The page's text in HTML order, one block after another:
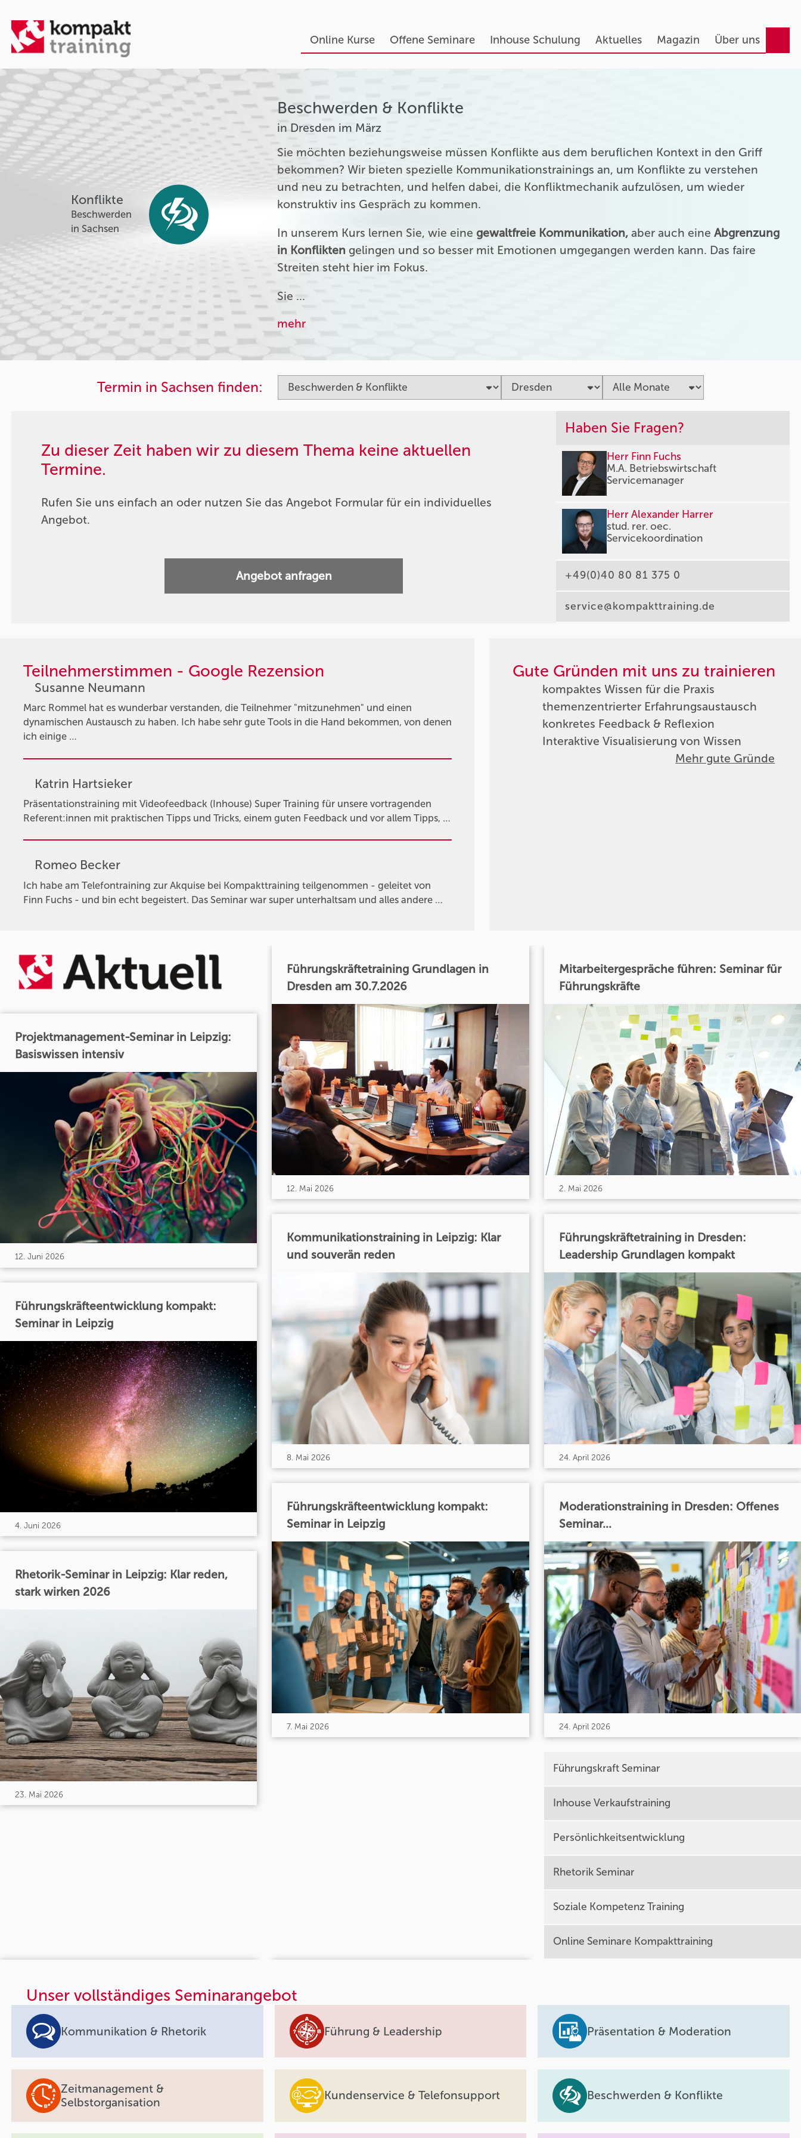
Online Kurse Offene Seminare Inhouse Schulung Aktuelles Magazin Über uns
Konflikte
Beschwerden
in Sachsen
Beschwerden & Konflikte
in Dresden im März
Sie möchten beziehungsweise müssen Konflikte aus dem beruflichen Kontext in den Griff
bekommen? Wir bieten spezielle Kommunikationstrainings an, um Konflikte zu verstehen
und neu zu betrachten, und helfen dabei, die Konfliktmechanik aufzulösen, um wieder
konstruktiv ins Gespräch zu kommen.
In unserem Kurs lernen Sie, wie einegewaltfreie Kommunikation, aber auch eineAbgrenzung
in Konflikten gelingen und so besser mit Emotionen umgegangen werden kann. Das faire
Streiten steht hier im Fokus.
Sie …
mehr
Termin in Sachsen finden:
Zu dieser Zeit haben wir zu diesem Thema keine aktuellen
Termine.
Rufen Sie uns einfach an oder nutzen Sie das Angebot Formular für ein individuelles
Angebot.
Angebot anfragen
Haben Sie Fragen?
Herr Finn Fuchs
M.A. Betriebswirtschaft
Servicemanager
Herr Alexander Harrer
stud. rer. oec.
Servicekoordination
+49(0)40 80 81 375 0
service@kompakttraining.de
Teilnehmerstimmen - Google Rezension
Susanne Neumann
Marc Rommel hat es wunderbar verstanden, die Teilnehmer "mitzunehmen" und einen
dynamischen Austausch zu haben. Ich habe sehr gute Tools in die Hand bekommen, von denen
ich einige …
Katrin Hartsieker
Präsentationstraining mit Videofeedback (Inhouse) Super Training für unsere vortragenden
Referent:innen mit praktischen Tipps und Tricks, einem guten Feedback und vor allem Tipps, …
Romeo Becker
Ich habe am Telefontraining zur Akquise bei Kompakttraining teilgenommen - geleitet von
Finn Fuchs - und bin echt begeistert. Das Seminar war super unterhaltsam und alles andere …
Gute Gründen mit uns zu trainieren
kompaktes Wissen für die Praxis
themenzentrierter Erfahrungsaustausch
konkretes Feedback & Reflexion
Interaktive Visualisierung von Wissen
Mehr gute Gründe
Projektmanagement-Seminar in Leipzig:
Basiswissen intensiv
12. Juni 2026
Führungskräfteentwicklung kompakt:
Seminar in Leipzig
4. Juni 2026
Rhetorik-Seminar in Leipzig: Klar reden,
stark wirken 2026
23. Mai 2026
Führungskräftetraining Grundlagen in
Dresden am 30.7.2026
12. Mai 2026
Kommunikationstraining in Leipzig: Klar
und souverän reden
8. Mai 2026
Führungskräfteentwicklung kompakt:
Seminar in Leipzig
7. Mai 2026
Mitarbeitergespräche führen: Seminar für
Führungskräfte
2. Mai 2026
Führungskräftetraining in Dresden:
Leadership Grundlagen kompakt
24. April 2026
Moderationstraining in Dresden: Offenes
Seminar...
24. April 2026
Führungskraft Seminar
Inhouse Verkaufstraining
Persönlichkeitsentwicklung
Rhetorik Seminar
Soziale Kompetenz Training
Online Seminare Kompakttraining
Unser vollständiges Seminarangebot
Kommunikation & Rhetorik Führung & Leadership Präsentation & Moderation
Zeitmanagement &
Selbstorganisation
Kundenservice & Telefonsupport Beschwerden & Konflikte